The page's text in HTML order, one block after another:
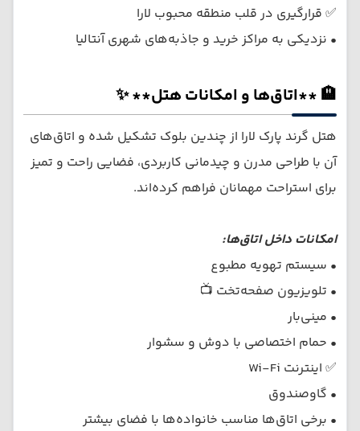
✅ قرارگیری در قلب منطقه محبوب لارا
• نزدیکی به مراکز خرید و جاذبه‌های شهری آنتالیا
🏨 **اتاق‌ها و امکانات هتل** ✨
هتل گرند پارک لارا از چندین بلوک تشکیل شده و اتاق‌های
آن با طراحی مدرن و چیدمانی کاربردی، فضایی راحت و تمیز
برای استراحت مهمانان فراهم کرده‌اند.
امکانات داخل اتاق‌ها:
• سیستم تهویه مطبوع
• تلویزیون صفحه‌تخت 📺
• مینی‌بار
• حمام اختصاصی با دوش و سشوار
✅ اینترنت Wi‑Fi
• گاوصندوق
• برخی اتاق‌ها مناسب خانواده‌ها با فضای بیشتر